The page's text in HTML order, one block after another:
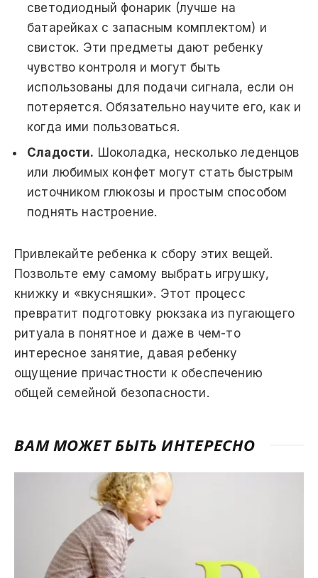
светодиодный фонарик (лучше на
батарейках с запасным комплектом) и
свисток. Эти предметы дают ребенку
чувство контроля и могут быть
использованы для подачи сигнала, если он
потеряется. Обязательно научите его, как и
когда ими пользоваться.
Сладости. Шоколадка, несколько леденцов
или любимых конфет могут стать быстрым
источником глюкозы и простым способом
поднять настроение.
Привлекайте ребенка к сбору этих вещей.
Позвольте ему самому выбрать игрушку,
книжку и «вкусняшки». Этот процесс
превратит подготовку рюкзака из пугающего
ритуала в понятное и даже в чем-то
интересное занятие, давая ребенку
ощущение причастности к обеспечению
общей семейной безопасности.
ВАМ МОЖЕТ БЫТЬ ИНТЕРЕСНО